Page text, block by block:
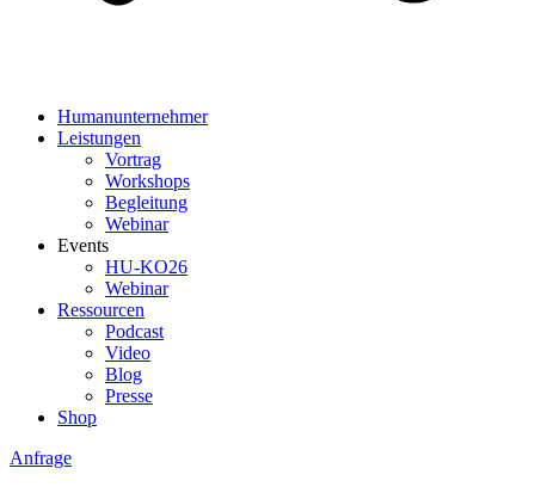
Humanunternehmer
Leistungen
Vortrag
Workshops
Begleitung
Webinar
Events
HU-KO26
Webinar
Ressourcen
Podcast
Video
Blog
Presse
Shop
Anfrage